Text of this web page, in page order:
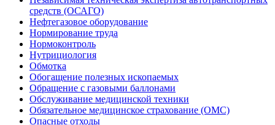
средств (ОСАГО)
Нефтегазовое оборудование
Нормирование труда
Нормоконтроль
Нутрициология
Обмотка
Обогащение полезных ископаемых
Обращение с газовыми баллонами
Обслуживание медицинской техники
Обязательное медицинское страхование (ОМС)
Опасные отходы